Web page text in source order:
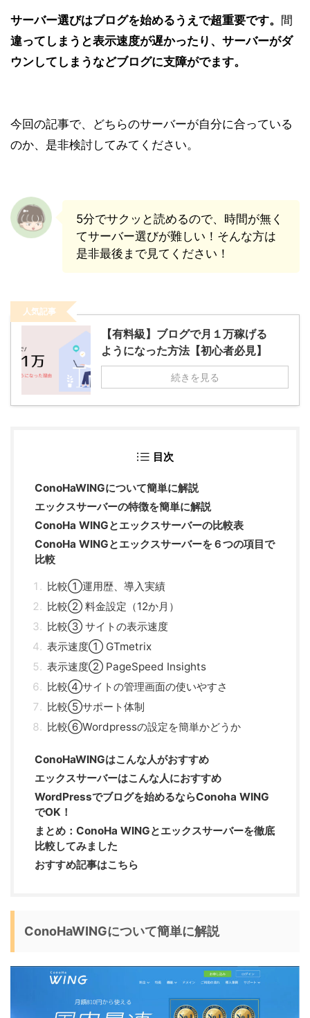
サーバー選びはブログを始めるうえで超重要です。 間
違ってしまうと表示速度が遅かったり、サーバーがダ
ウンしてしまうなどブログに支障がでます。
今回の記事で、どちらのサーバーが自分に合っている
のか、是非検討してみてください。
5分でサクッと読めるので、時間が無く
てサーバー選びが難しい！そんな方は
是非最後まで見てください！
人気記事
【有料級】ブログで月１万稼げる
ようになった方法【初心者必見】
続きを見る
目次
ConoHaWINGについて簡単に解説
エックスサーバーの特徴を簡単に解説
ConoHa WINGとエックスサーバーの比較表
ConoHa WINGとエックスサーバーを６つの項目で
比較
比較①運用歴、導入実績
比較② 料金設定（12か月）
比較③ サイトの表示速度
表示速度① GTmetrix
表示速度② PageSpeed Insights
比較④サイトの管理画面の使いやすさ
比較⑤サポート体制
比較⑥Wordpressの設定を簡単かどうか
ConoHaWINGはこんな人がおすすめ
エックスサーバーはこんな人におすすめ
WordPressでブログを始めるならConoha WING
でOK！
まとめ：ConoHa WINGとエックスサーバーを徹底
比較してみました
おすすめ記事はこちら
ConoHaWINGについて簡単に解説